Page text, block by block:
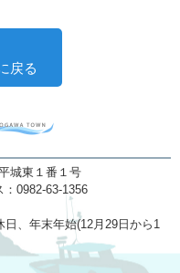
戻る
城東１番１号
0982-63-1356
、年末年始(12月29日から1